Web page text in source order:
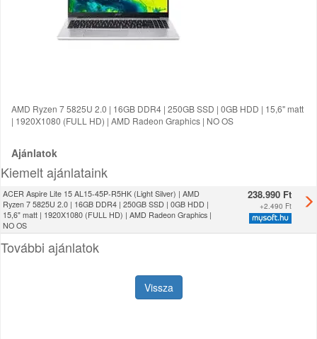
AMD Ryzen 7 5825U 2.0 | 16GB DDR4 | 250GB SSD | 0GB HDD | 15,6" matt
| 1920X1080 (FULL HD) | AMD Radeon Graphics | NO OS
Ajánlatok
Kiemelt ajánlataink
ACER Aspire Lite 15 AL15-45P-R5HK (Light Silver) | AMD
Ryzen 7 5825U 2.0 | 16GB DDR4 | 250GB SSD | 0GB HDD |
15,6" matt | 1920X1080 (FULL HD) | AMD Radeon Graphics |
NO OS
238.990 Ft
+2.490 Ft
További ajánlatok
Vissza